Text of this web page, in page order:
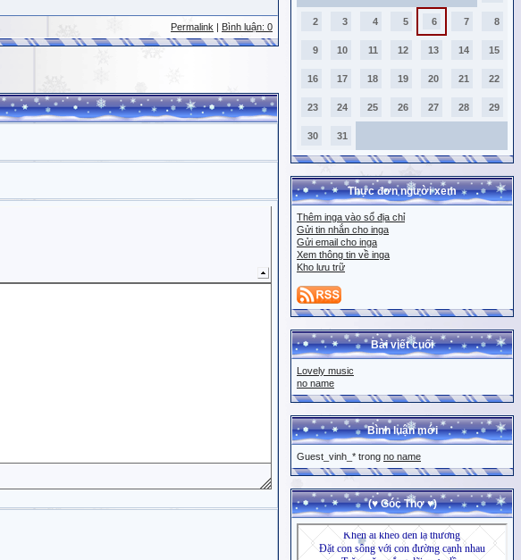
Permalink Bình luận: 0
2 3 4 5 6 7 8
9 10 11 12 13 14 15
16 17 18 19 20 21 22
23 24 25 26 27 28 29
30 31
Thực đơn người xem
Thêm inga vào sổ địa chỉ
Gửi tin nhắn cho inga
Gửi email cho inga
Xem thông tin về inga
Kho lưu trữ
Bài viết cuối
Lovely music
no name
Bình luận mới
Guest_vinh_* trong no name
(♥ Góc Thơ ♥)